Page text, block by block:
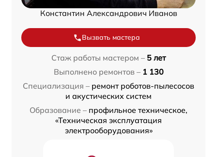
Константин Александрович Иванов
Вызвать мастера
Стаж работы мастером – 5 лет
Выполнено ремонтов – 1 130
Специализация – ремонт роботов-пылесосов
и акустических систем
Образование – профильное техническое,
«Техническая эксплуатация
электрооборудования»